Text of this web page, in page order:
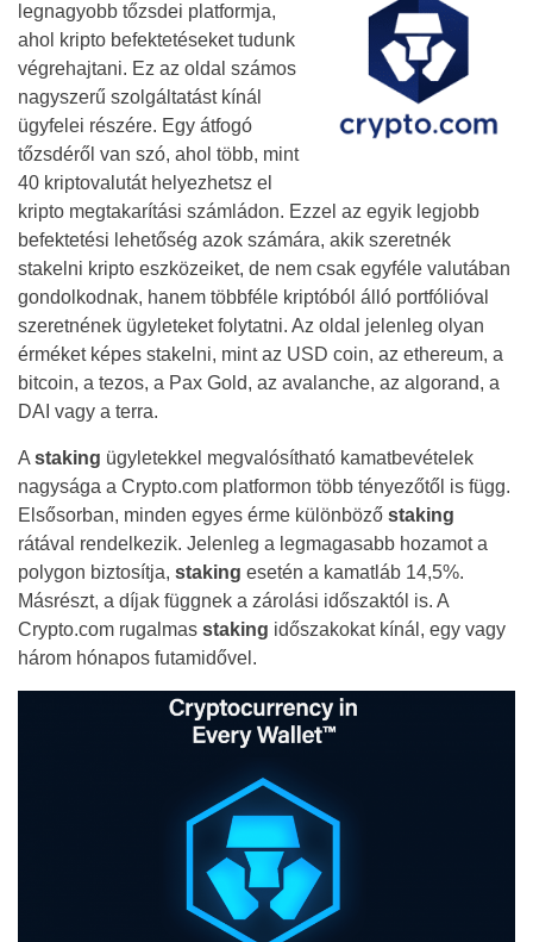
legnagyobb tőzsdei platformja,
ahol kripto befektetéseket tudunk
végrehajtani. Ez az oldal számos
nagyszerű szolgáltatást kínál
ügyfelei részére. Egy átfogó
tőzsdéről van szó, ahol több, mint
40 kriptovalutát helyezhetsz el
kripto megtakarítási számládon. Ezzel az egyik legjobb
befektetési lehetőség azok számára, akik szeretnék
stakelni kripto eszközeiket, de nem csak egyféle valutában
gondolkodnak, hanem többféle kriptóból álló portfólióval
szeretnének ügyleteket folytatni. Az oldal jelenleg olyan
érméket képes stakelni, mint az USD coin, az ethereum, a
bitcoin, a tezos, a Pax Gold, az avalanche, az algorand, a
DAI vagy a terra.
A staking ügyletekkel megvalósítható kamatbevételek
nagysága a Crypto.com platformon több tényezőtől is függ.
Elsősorban, minden egyes érme különböző staking
rátával rendelkezik. Jelenleg a legmagasabb hozamot a
polygon biztosítja, staking esetén a kamatláb 14,5%.
Másrészt, a díjak függnek a zárolási időszaktól is. A
Crypto.com rugalmas staking időszakokat kínál, egy vagy
három hónapos futamidővel.